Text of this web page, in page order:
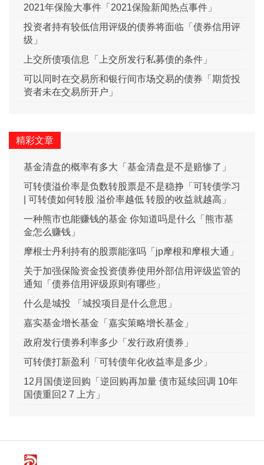
2021年保险大事件「2021保险新闻热点事件」
投资者持有较低信用评级的债券将面临「债券信用评
级」
上交所债项信息「上交所发行私募债的条件」
可以同时在交易所和银行间市场交易的债券「期货投
资者未在交易所开户」
精彩文章
基金清盘的概率有多大「基金清盘是不是赔惨了」
可转债溢价率是负数转股票是不是稳挣「可转债学习
| 可转债如何转股 溢价率越低 转股的收益就越高」
一种熊市也能赚钱的基金 你知道吗是什么「熊市基
金怎么赚钱」
摩根士丹利持有的股票能涨吗「jp摩根和摩根大通」
关于加强保险资金投资债券使用外部信用评级监管的
通知「债券信用评级原则有哪些」
什么是城投 「城投项目是什么意思」
嘉实基金增长基金「嘉实策略增长基金」
政府发行债券利率多少「发行政府债券」
可转债打新盈利「可转债年化收益率是多少」
12月国债逆回购「逆回购再加量 债市延续回调 10年
国债重回2 7 上方」